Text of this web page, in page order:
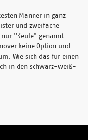
Männer in ganz
und zweifache
nur "Keule" genannt.
keine Option und
Wie sich das für einen
in den schwarz-weiß-